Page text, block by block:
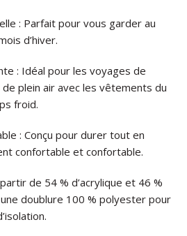
: Parfait pour vous garder au
d’hiver.
: Idéal pour les voyages de
plein air avec les vêtements du
froid.
: Conçu pour durer tout en
confortable et confortable.
de 54 % d’acrylique et 46 %
doublure 100 % polyester pour